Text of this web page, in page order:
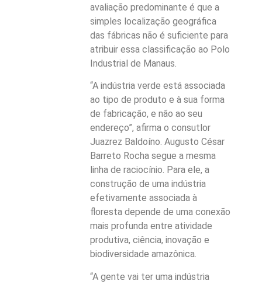
avaliação predominante é que a
simples localização geográfica
das fábricas não é suficiente para
atribuir essa classificação ao Polo
Industrial de Manaus.
“A indústria verde está associada
ao tipo de produto e à sua forma
de fabricação, e não ao seu
endereço”, afirma o consutlor
Juazrez Baldoíno. Augusto César
Barreto Rocha segue a mesma
linha de raciocínio. Para ele, a
construção de uma indústria
efetivamente associada à
floresta depende de uma conexão
mais profunda entre atividade
produtiva, ciência, inovação e
biodiversidade amazônica.
“A gente vai ter uma indústria